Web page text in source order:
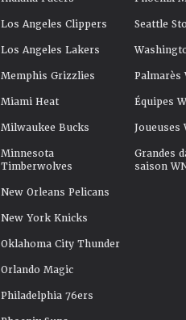
Los Angeles Clippers
Los Angeles Lakers
Memphis Grizzlies
Miami Heat
Milwaukee Bucks
Minnesota
Timberwolves
New Orleans Pelicans
New York Knicks
Oklahoma City Thunder
Orlando Magic
Philadelphia 76ers
Seattle
Palmarès
Équipes
Joueuses
Grandes
saison